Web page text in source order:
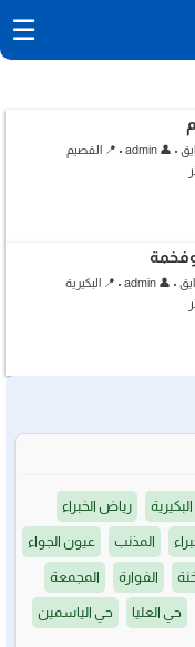
☰
البكيرية رياض الخبراء
المذنب عيون الجواء
الفوارة المجمعة
حي العليا حي الياسمين